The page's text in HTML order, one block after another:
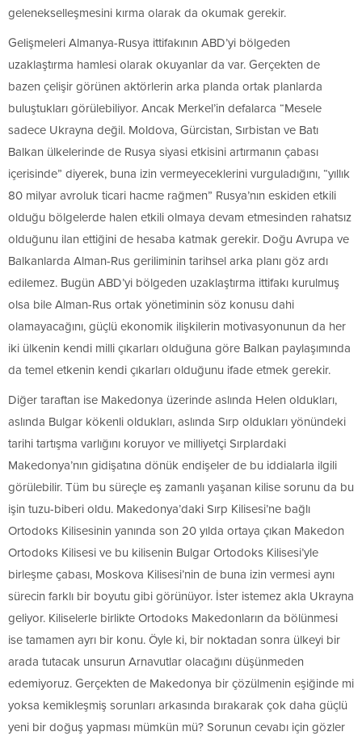
gelenekselleşmesini kırma olarak da okumak gerekir.
Gelişmeleri Almanya-Rusya ittifakının ABD’yi bölgeden
uzaklaştırma hamlesi olarak okuyanlar da var. Gerçekten de
bazen çelişir görünen aktörlerin arka planda ortak planlarda
buluştukları görülebiliyor. Ancak Merkel’in defalarca “Mesele
sadece Ukrayna değil. Moldova, Gürcistan, Sırbistan ve Batı
Balkan ülkelerinde de Rusya siyasi etkisini artırmanın çabası
içerisinde” diyerek, buna izin vermeyeceklerini vurguladığını, “yıllık
80 milyar avroluk ticari hacme rağmen” Rusya’nın eskiden etkili
olduğu bölgelerde halen etkili olmaya devam etmesinden rahatsız
olduğunu ilan ettiğini de hesaba katmak gerekir. Doğu Avrupa ve
Balkanlarda Alman-Rus geriliminin tarihsel arka planı göz ardı
edilemez. Bugün ABD’yi bölgeden uzaklaştırma ittifakı kurulmuş
olsa bile Alman-Rus ortak yönetiminin söz konusu dahi
olamayacağını, güçlü ekonomik ilişkilerin motivasyonunun da her
iki ülkenin kendi milli çıkarları olduğuna göre Balkan paylaşımında
da temel etkenin kendi çıkarları olduğunu ifade etmek gerekir.
Diğer taraftan ise Makedonya üzerinde aslında Helen oldukları,
aslında Bulgar kökenli oldukları, aslında Sırp oldukları yönündeki
tarihi tartışma varlığını koruyor ve milliyetçi Sırplardaki
Makedonya’nın gidişatına dönük endişeler de bu iddialarla ilgili
görülebilir. Tüm bu süreçle eş zamanlı yaşanan kilise sorunu da bu
işin tuzu-biberi oldu. Makedonya’daki Sırp Kilisesi’ne bağlı
Ortodoks Kilisesinin yanında son 20 yılda ortaya çıkan Makedon
Ortodoks Kilisesi ve bu kilisenin Bulgar Ortodoks Kilisesi’yle
birleşme çabası, Moskova Kilisesi’nin de buna izin vermesi aynı
sürecin farklı bir boyutu gibi görünüyor. İster istemez akla Ukrayna
geliyor. Kiliselerle birlikte Ortodoks Makedonların da bölünmesi
ise tamamen ayrı bir konu. Öyle ki, bir noktadan sonra ülkeyi bir
arada tutacak unsurun Arnavutlar olacağını düşünmeden
edemiyoruz. Gerçekten de Makedonya bir çözülmenin eşiğinde mi
yoksa kemikleşmiş sorunları arkasında bırakarak çok daha güçlü
yeni bir doğuş yapması mümkün mü? Sorunun cevabı için gözler